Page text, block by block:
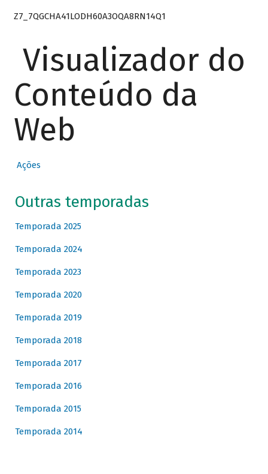
Z7_7QGCHA41LODH60A3OQA8RN14Q1
Visualizador do
Conteúdo da
Web
Ações
Outras temporadas
Temporada 2025
Temporada 2024
Temporada 2023
Temporada 2020
Temporada 2019
Temporada 2018
Temporada 2017
Temporada 2016
Temporada 2015
Temporada 2014